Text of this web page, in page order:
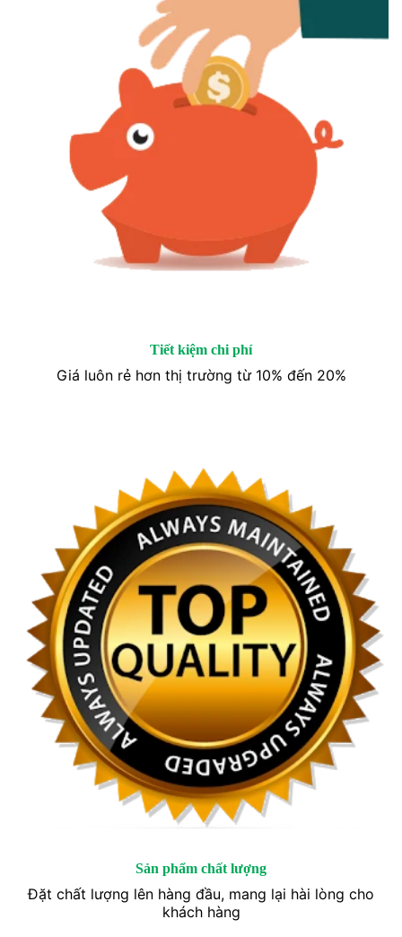
Tiết kiệm chi phí
Giá luôn rẻ hơn thị trường từ 10% đến 20%
Sản phẩm chất lượng
Đặt chất lượng lên hàng đầu, mang lại hài lòng cho
khách hàng